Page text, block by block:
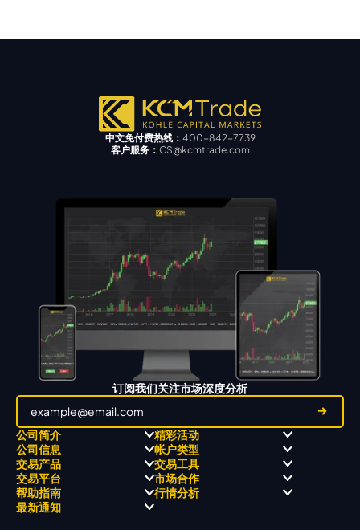
中文免付费热线： 400-842-7739
客户服务： CS@kcmtrade.com
订阅我们关注市场深度分析
公司简介
关于
关于 KCM Group
三大优势
奖项和成就
精彩活动
职业高尔夫 x 飘移队
全球高尔夫锦标赛
公司信息
经营理念
公开信息与风险披露
公司新闻
视频库
帐户类型
ECN 账户
STP 账户
账户比较
交易产品
Forex
贵金属
能源
交易工具
交易平台
MetaTrader 4
MetaTrader 5
市场合作
帮助指南 行情分析
最新通知